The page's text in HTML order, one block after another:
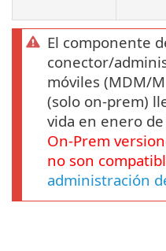
El componente
conector/
móviles (MDM/
(solo on-prem)
vida en enero
On-Prem
no son
administración